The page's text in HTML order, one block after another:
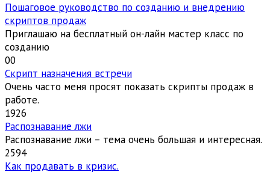
Пошаговое руководство по созданию и внедрению
скриптов продаж
Приглашаю на бесплатный он-лайн мастер класс по
созданию
00
Скрипт назначения встречи
Очень часто меня просят показать скрипты продаж в
работе.
1926
Распознавание лжи
Распознавание лжи – тема очень большая и интересная.
2594
Как продавать в кризис.